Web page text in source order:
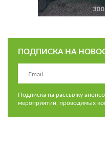
ПОДПИСКА НА
Подписка на рассылку
мероприятий, проводимых